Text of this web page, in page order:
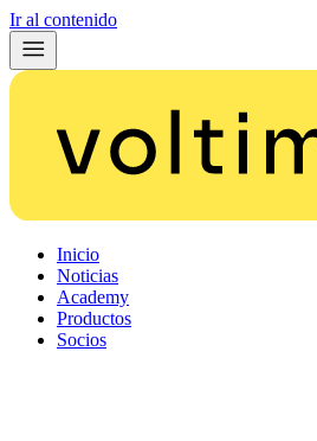
Ir al contenido
Inicio
Noticias
Academy
Productos
Socios